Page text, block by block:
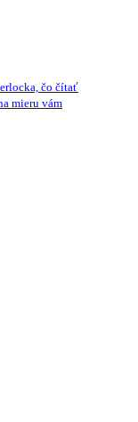
čo čítať
mieru vám